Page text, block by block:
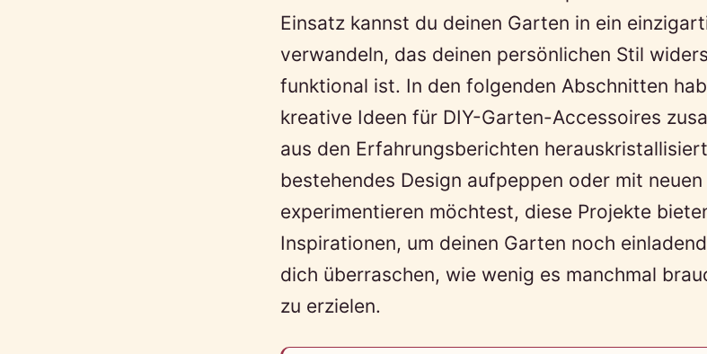
Einsatz kannst du deinen Garten in ein
verwandeln, das deinen persönlichen Stil
funktional ist. In den folgenden Abschnitten
kreative Ideen für DIY-Garten-Accessoires
aus den Erfahrungsberichten
bestehendes Design aufpeppen oder mit neuen
experimentieren möchtest, diese Projekte
Inspirationen, um deinen Garten noch
dich überraschen, wie wenig es manchmal
zu erzielen.